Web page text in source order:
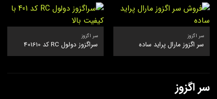
سر اگزوز
سر اگزوز مارال پراید ساده
سر اگزوز
سراگزوز دولول RC کد 401610
سر اگزوز